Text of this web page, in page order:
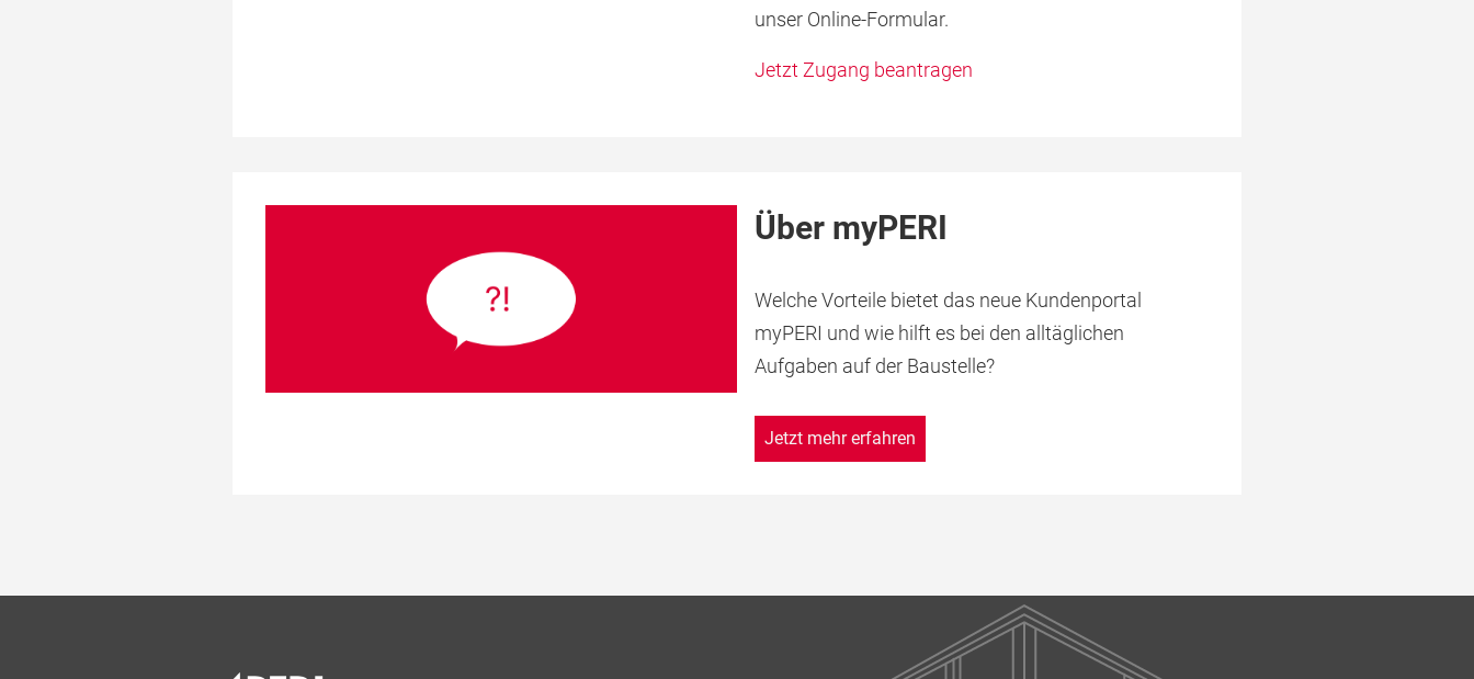
unser Online-Formular.
Jetzt Zugang beantragen
Über myPERI
Welche Vorteile bietet das neue Kundenportal
myPERI und wie hilft es bei den alltäglichen
Aufgaben auf der Baustelle?
Jetzt mehr erfahren